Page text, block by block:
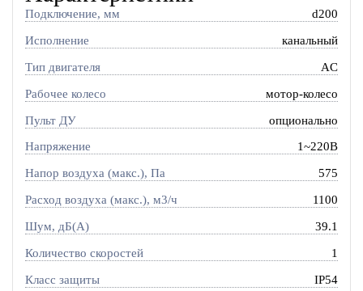
Подключение, мм d200
Исполнение канальный
Тип двигателя AC
Рабочее колесо мотор-колесо
Пульт ДУ опционально
Напряжение 1~220В
Напор воздуха (макс.), Па 575
Расход воздуха (макс.), м3/ч 1100
Шум, дБ(А) 39.1
Количество скоростей 1
Класс защиты IP54